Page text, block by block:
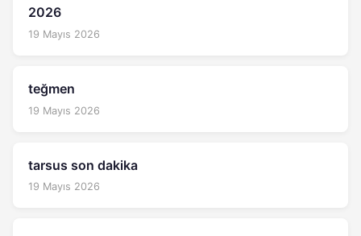
2026
19 Mayıs 2026
teğmen
19 Mayıs 2026
tarsus son dakika
19 Mayıs 2026